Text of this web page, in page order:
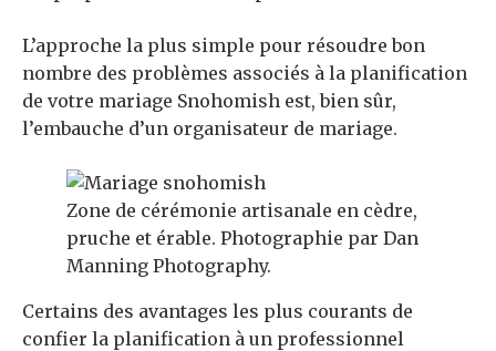
L’approche la plus simple pour résoudre bon
nombre des problèmes associés à la planification
de votre mariage Snohomish est, bien sûr,
l’embauche d’un organisateur de mariage.
Zone de cérémonie artisanale en cèdre,
pruche et érable. Photographie par Dan
Manning Photography.
Certains des avantages les plus courants de
confier la planification à un professionnel